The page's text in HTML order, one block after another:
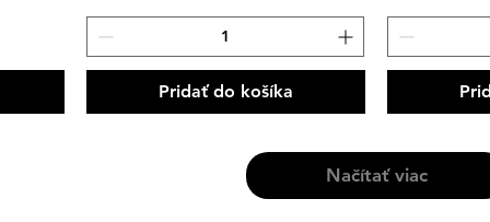
Pridať do košíka
Načítať viac